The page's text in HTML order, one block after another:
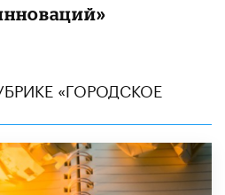
«ГОРОДСКОЕ